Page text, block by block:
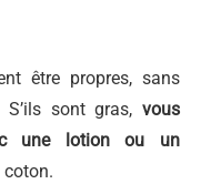
être propres, sans
sont gras, vous
une lotion ou un
coton.